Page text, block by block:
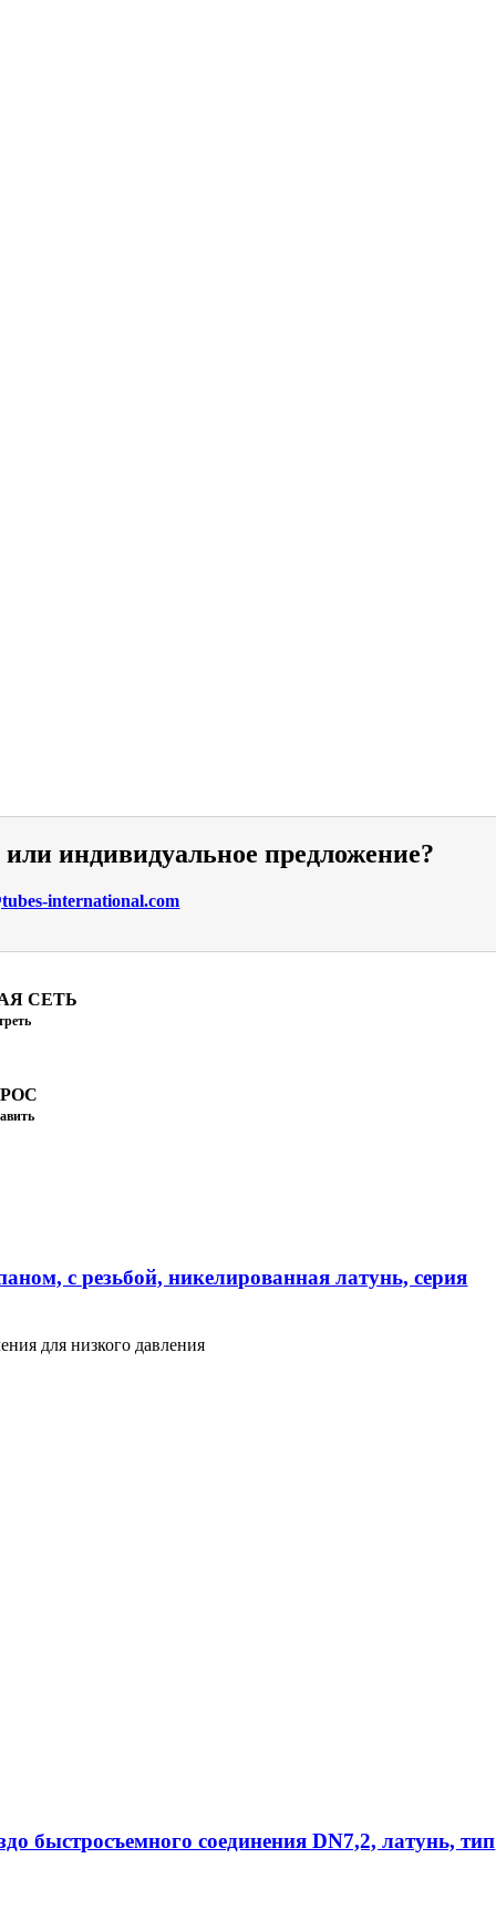
индивидуальное предложение?
international.com
СЕТЬ
с резьбой, никелированная латунь, серия
для низкого давления
быстросъемного соединения DN7,2, латунь, тип